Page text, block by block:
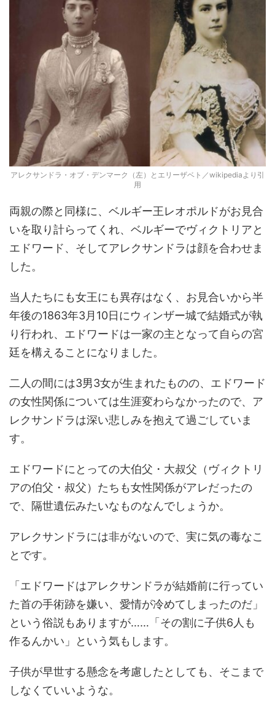
アレクサンドラ・オブ・デンマーク（左）とエリーザベト／wikipediaより引
用
両親の際と同様に、ベルギー王レオポルドがお見合
いを取り計らってくれ、ベルギーでヴィクトリアと
エドワード、そしてアレクサンドラは顔を合わせま
した。
当人たちにも女王にも異存はなく、お見合いから半
年後の1863年3月10日にウィンザー城で結婚式が執
り行われ、エドワードは一家の主となって自らの宮
廷を構えることになりました。
二人の間には3男3女が生まれたものの、エドワード
の女性関係については生涯変わらなかったので、ア
レクサンドラは深い悲しみを抱えて過ごしていま
す。
エドワードにとっての大伯父・大叔父（ヴィクトリ
アの伯父・叔父）たちも女性関係がアレだったの
で、隔世遺伝みたいなものなんでしょうか。
アレクサンドラには非がないので、実に気の毒なこ
とです。
「エドワードはアレクサンドラが結婚前に行ってい
た首の手術跡を嫌い、愛情が冷めてしまったのだ」
という俗説もありますが……「その割に子供6人も
作るんかい」という気もします。
子供が早世する懸念を考慮したとしても、そこまで
しなくていいような。